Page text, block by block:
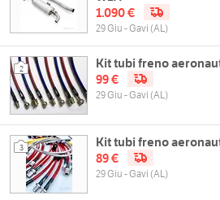
1.090 €
29 Giu - Gavi (AL)
2
Kit tubi freno
99 €
29 Giu - Gavi (AL)
3
Kit tubi freno
89 €
29 Giu - Gavi (AL)